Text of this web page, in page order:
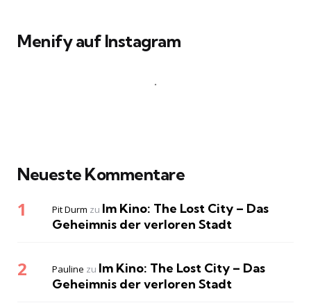
Menify auf Instagram
Neueste Kommentare
Pit Durm zu Im Kino: The Lost City – Das
Geheimnis der verloren Stadt
Pauline zu Im Kino: The Lost City – Das
Geheimnis der verloren Stadt